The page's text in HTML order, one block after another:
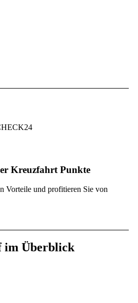
Kreuzfahrt Punkte
Vorteile und profitieren Sie von
im Überblick